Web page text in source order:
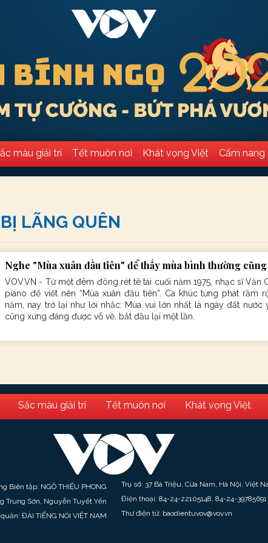
màu giải trí Tết muôn nơi Khát vọng Việt Cẩm nang
LÃNG QUÊN
Nghe "Mùa xuân đầu tiên" để thấy mùa bình thường
VOV.VN - Từ một đêm đông rét tê tái cuối năm 1975, nhạc sĩ Văn
piano để viết nên “Mùa xuân đầu tiên”. Ca khúc từng phát rầm
năm, nay trở lại như lời nhắc: Mùa vui lớn nhất là ngày đất nước
cũng xứng đáng được vỗ về, bắt đầu lại một lần.
Sắc màu giải trí Tết muôn nơi Khát vọng Việt
Biên tập: NGÔ THIỆU PHONG
Trung Sơn, Nguyễn Tuyết Yến
ĐÀI TIẾNG NÓI VIỆT NAM
Trụ sở: 37 Bà Triệu, Cửa Nam, Hà Nội, Việt
Điện thoại: 84-24-22105148, 84-24-39785691
Thư điện tử: baodientuvov@vov.vn